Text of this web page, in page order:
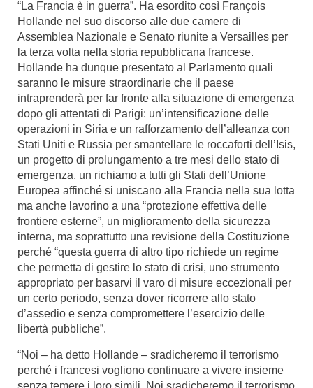
“La Francia è in guerra”. Ha esordito così François
Hollande nel suo discorso alle due camere di
Assemblea Nazionale e Senato riunite a Versailles per
la terza volta nella storia repubblicana francese.
Hollande ha dunque presentato al Parlamento quali
saranno le misure straordinarie che il paese
intraprenderà per far fronte alla situazione di emergenza
dopo gli attentati di Parigi: un’intensificazione delle
operazioni in Siria e un rafforzamento dell’alleanza con
Stati Uniti e Russia per smantellare le roccaforti dell’Isis,
un progetto di prolungamento a tre mesi dello stato di
emergenza, un richiamo a tutti gli Stati dell’Unione
Europea affinché si uniscano alla Francia nella sua lotta
ma anche lavorino a una “protezione effettiva delle
frontiere esterne”, un miglioramento della sicurezza
interna, ma soprattutto una revisione della Costituzione
perché “questa guerra di altro tipo richiede un regime
che permetta di gestire lo stato di crisi, uno strumento
appropriato per basarvi il varo di misure eccezionali per
un certo periodo, senza dover ricorrere allo stato
d’assedio e senza compromettere l’esercizio delle
libertà pubbliche”.
“Noi – ha detto Hollande – sradicheremo il terrorismo
perché i francesi vogliono continuare a vivere insieme
senza temere i loro simili. Noi sradicheremo il terrorismo